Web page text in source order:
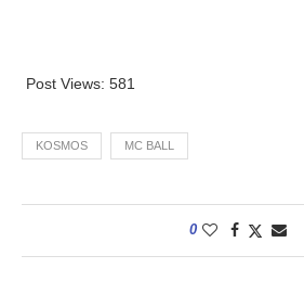
Post Views: 581
KOSMOS MC BALL
0